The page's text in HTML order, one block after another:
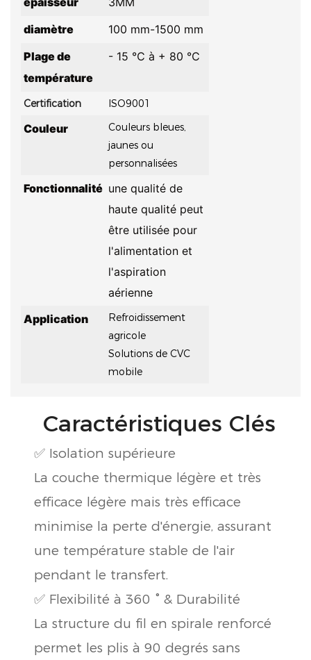
diamètre
100 mm-1500 mm
Plage de
température
- 15 ℃ à + 80 ℃
Certification ISO9001
Couleur
Couleurs bleues,
jaunes ou
personnalisées
Fonctionnalité une qualité de
haute qualité peut
être utilisée pour
l'alimentation et
l'aspiration
aérienne
Application
Refroidissement
agricole
Solutions de CVC
mobile
Caractéristiques Clés
✅ Isolation supérieure
La couche thermique légère et très
efficace légère mais très efficace
minimise la perte d'énergie, assurant
une température stable de l'air
pendant le transfert.
✅ Flexibilité à 360 ° & Durabilité
La structure du fil en spirale renforcé
permet les plis à 90 degrés sans